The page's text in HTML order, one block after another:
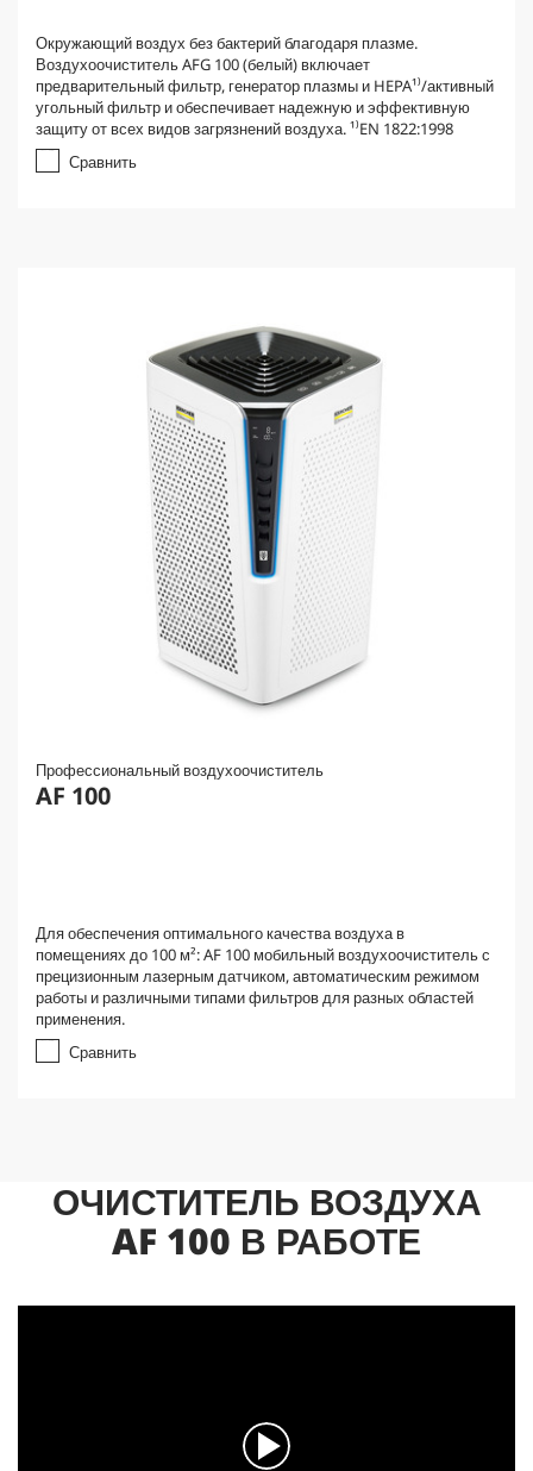
Окружающий воздух без бактерий благодаря плазме.
Воздухоочиститель AFG 100 (белый) включает
предварительный фильтр, генератор плазмы и HEPA¹⁾/активный
угольный фильтр и обеспечивает надежную и эффективную
защиту от всех видов загрязнений воздуха. ¹⁾EN 1822:1998
Сравнить
Профессиональный воздухоочиститель
AF 100
Для обеспечения оптимального качества воздуха в
помещениях до 100 м²: AF 100 мобильный воздухоочиститель с
прецизионным лазерным датчиком, автоматическим режимом
работы и различными типами фильтров для разных областей
применения.
Сравнить
ОЧИСТИТЕЛЬ ВОЗДУХА
AF 100 В РАБОТЕ